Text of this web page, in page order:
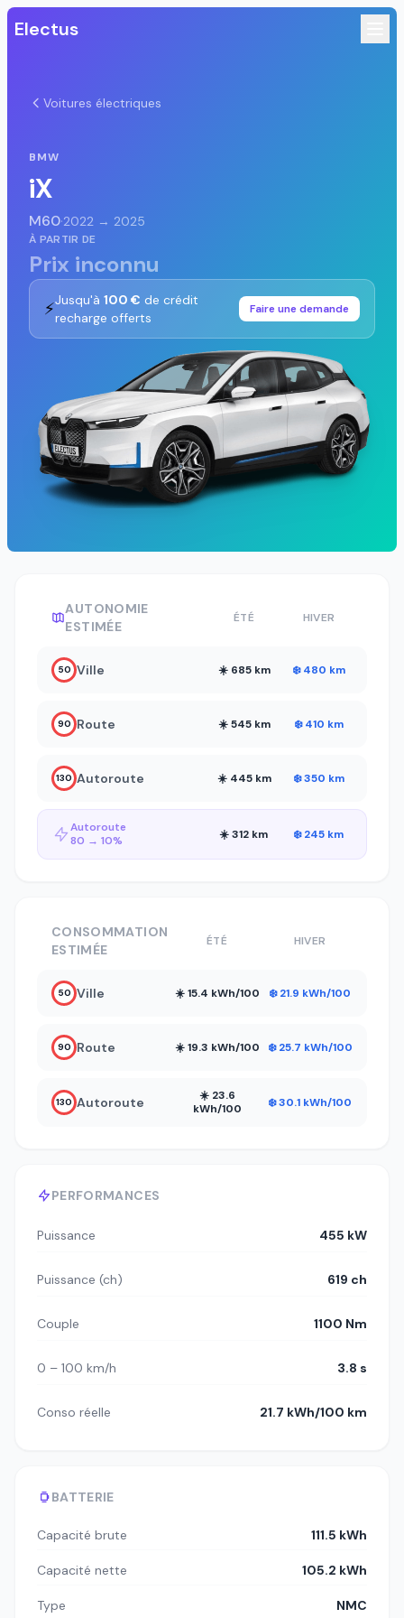
Electus
Voitures électriques
BMW
iX
M60·2022 → 2025
À PARTIR DE
Prix inconnu
⚡Jusqu'à 100 € de crédit
recharge offerts
Faire une demande
AUTONOMIE
ESTIMÉE
ÉTÉ HIVER
50 Ville ☀️ 685 km ❄️ 480 km
90 Route ☀️ 545 km ❄️ 410 km
130 Autoroute ☀️ 445 km ❄️ 350 km
Autoroute
80 → 10%
☀️ 312 km ❄️ 245 km
PERFORMANCES
Puissance 455 kW
Puissance (ch) 619 ch
Couple 1100 Nm
0 – 100 km/h 3.8 s
Conso réelle 21.7 kWh/100 km
BATTERIE
Capacité brute 111.5 kWh
Capacité nette 105.2 kWh
Type NMC
CONSOMMATION
ESTIMÉE
ÉTÉ HIVER
50 Ville ☀️ 15.4 kWh/100 ❄️ 21.9 kWh/100
90 Route ☀️ 19.3 kWh/100 ❄️ 25.7 kWh/100
130 Autoroute
☀️ 23.6
kWh/100
❄️ 30.1 kWh/100